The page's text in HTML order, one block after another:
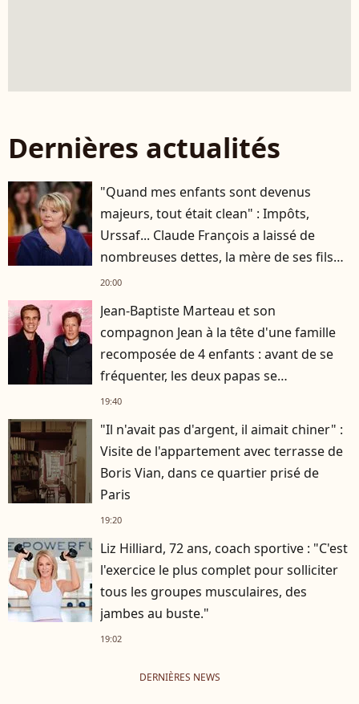
Dernières actualités
"Quand mes enfants sont devenus
majeurs, tout était clean" : Impôts,
Urssaf... Claude François a laissé de
nombreuses dettes, la mère de ses fils
s'est occupée de tout
20:00
Jean-Baptiste Marteau et son
compagnon Jean à la tête d'une famille
recomposée de 4 enfants : avant de se
fréquenter, les deux papas se
connaissaient depuis des années
19:40
"Il n'avait pas d'argent, il aimait chiner" :
Visite de l'appartement avec terrasse de
Boris Vian, dans ce quartier prisé de
Paris
19:20
Liz Hilliard, 72 ans, coach sportive : "C'est
l'exercice le plus complet pour solliciter
tous les groupes musculaires, des
jambes au buste."
19:02
DERNIÈRES NEWS